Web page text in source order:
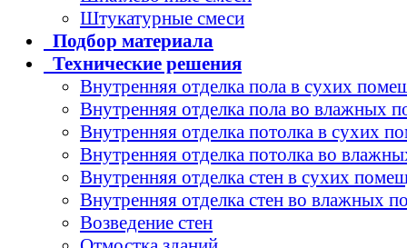
Штукатурные смеси
Подбор материала
Технические решения
Внутренняя отделка пола в сухих
Внутренняя отделка пола во влажных
Внутренняя отделка потолка в сухих
Внутренняя отделка потолка во
Внутренняя отделка стен в сухих
Внутренняя отделка стен во влажных
Возведение стен